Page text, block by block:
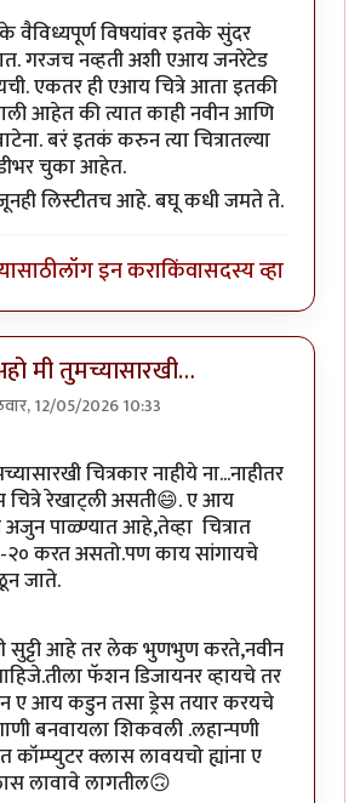
वैविध्यपूर्ण विषयांवर इतके सुंदर
गरजच नव्हती अशी एआय जनरेटेड
एकतर ही एआय चित्रे आता इतकी
आहेत की त्यात काही नवीन आणि
बरं इतकं करुन त्या चित्रातल्या
चुका आहेत.
लिस्टीतच आहे. बघू कधी जमते ते.
लॉग इन कराकिंवासदस्य व्हा
मी तुमच्यासारखी…
12/05/2026 10:33
चित्रकार नाहीये ना...नाहीतर
चित्रे रेखाट्ली असती😄. ए आय
अजुन पाळ्ण्यात आहे,तेव्हा चित्रात
करत असतो.पण काय सांगायचे
जाते.
सुट्टी आहे तर लेक भुणभुण करते,नवीन
फॅशन डिजायनर व्हायचे तर
ए आय कडुन तसा ड्रेस तयार करयचे
बनवायला शिकवली .लहान्पणी
कॉम्प्युटर क्लास लावयचो ह्यांना ए
लावावे लागतील🙃